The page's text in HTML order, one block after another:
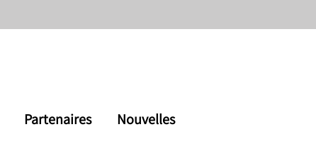
Partenaires
Nouvelles